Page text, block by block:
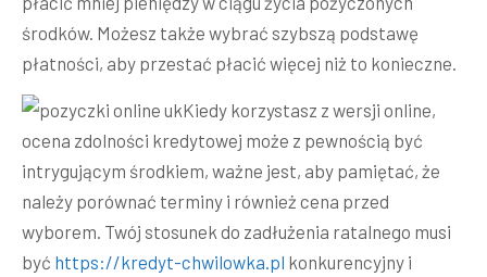
środków. Możesz także wybrać szybszą podstawę
płatności, aby przestać płacić więcej niż to konieczne.
Kiedy korzystasz z wersji online,
ocena zdolności kredytowej może z pewnością być
intrygującym środkiem, ważne jest, aby pamiętać, że
należy porównać terminy i również cena przed
wyborem. Twój stosunek do zadłużenia ratalnego musi
być https://kredyt-chwilowka.pl konkurencyjny i